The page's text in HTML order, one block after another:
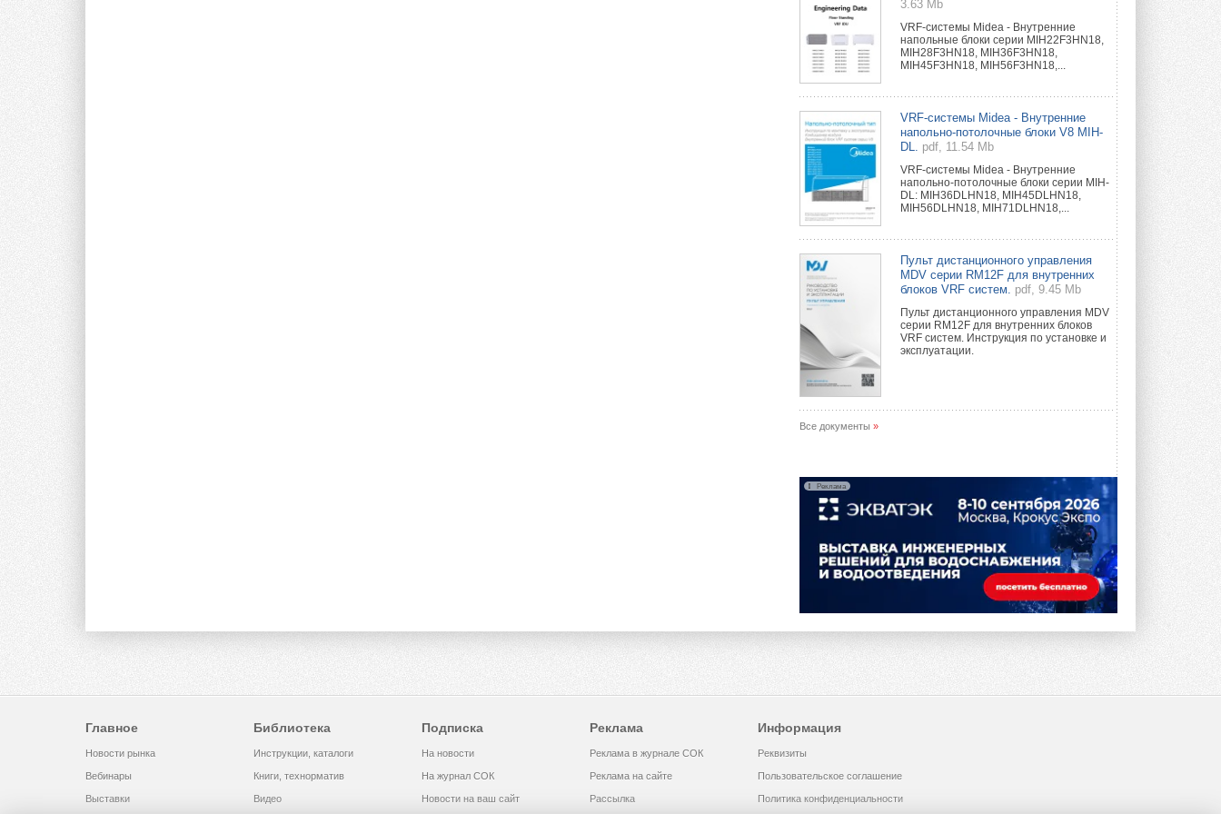
3.63 Mb
VRF-системы Midea - Внутренние
напольные блоки серии MIH22F3HN18,
MIH28F3HN18, MIH36F3HN18,
MIH45F3HN18, MIH56F3HN18,...
VRF-системы Midea - Внутренние
напольно-потолочные блоки V8 MIH-
DL.
pdf, 11.54 Mb
VRF-системы Midea - Внутренние
напольно-потолочные блоки серии MIH-
DL: MIH36DLHN18, MIH45DLHN18,
MIH56DLHN18, MIH71DLHN18,...
Пульт дистанционного управления
MDV серии RM12F для внутренних
блоков VRF систем.
pdf, 9.45 Mb
Пульт дистанционного управления MDV
серии RM12F для внутренних блоков
VRF систем. Инструкция по установке и
эксплуатации.
Все документы »
Реклама
Главное
Новости рынка
Вебинары
Выставки
Библиотека
Инструкции, каталоги
Книги, технорматив
Видео
Подписка
На новости
На журнал СОК
Новости на ваш сайт
Реклама
Реклама в журнале СОК
Реклама на сайте
Рассылка
Информация
Реквизиты
Пользовательское соглашение
Политика конфиденциальности